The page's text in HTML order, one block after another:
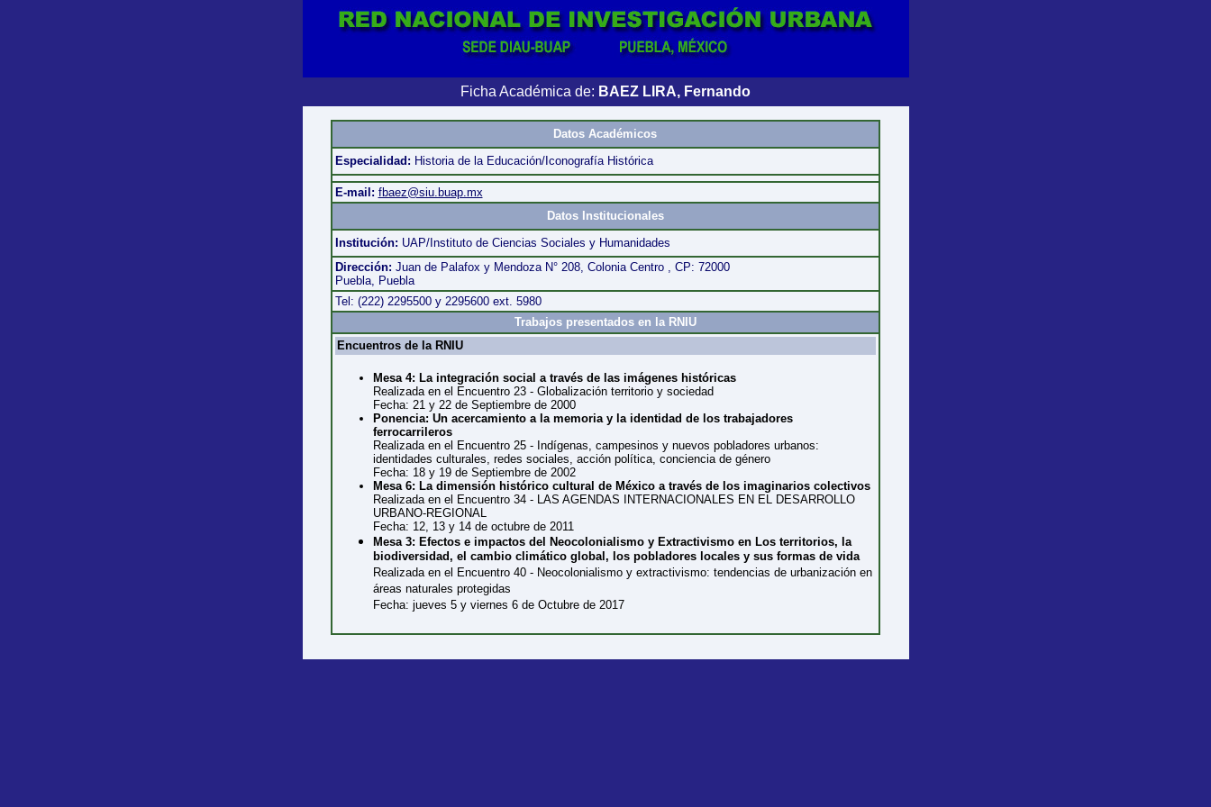
Ficha Académica de: BAEZ LIRA, Fernando
Datos Académicos
Especialidad: Historia de la Educación/Iconografía Histórica
E-mail: fbaez@siu.buap.mx
Datos Institucionales
Institución: UAP/Instituto de Ciencias Sociales y Humanidades
Dirección: Juan de Palafox y Mendoza N° 208, Colonia Centro , CP: 72000
Puebla, Puebla
Tel: (222) 2295500 y 2295600 ext. 5980
Trabajos presentados en la RNIU
Encuentros de la RNIU
Mesa 4: La integración social a través de las imágenes históricas
Realizada en el Encuentro 23 - Globalización territorio y sociedad
Fecha: 21 y 22 de Septiembre de 2000
Ponencia: Un acercamiento a la memoria y la identidad de los trabajadores
ferrocarrileros
Realizada en el Encuentro 25 - Indígenas, campesinos y nuevos pobladores urbanos:
identidades culturales, redes sociales, acción política, conciencia de género
Fecha: 18 y 19 de Septiembre de 2002
Mesa 6: La dimensión histórico cultural de México a través de los imaginarios colectivos
Realizada en el Encuentro 34 - LAS AGENDAS INTERNACIONALES EN EL DESARROLLO
URBANO-REGIONAL
Fecha: 12, 13 y 14 de octubre de 2011
Mesa 3: Efectos e impactos del Neocolonialismo y Extractivismo en Los territorios, la
biodiversidad, el cambio climático global, los pobladores locales y sus formas de vida
Realizada en el Encuentro 40 - Neocolonialismo y extractivismo: tendencias de urbanización en
áreas naturales protegidas
Fecha: jueves 5 y viernes 6 de Octubre de 2017